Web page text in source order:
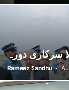
سرکاری دورہ
Rameez Sandhu -